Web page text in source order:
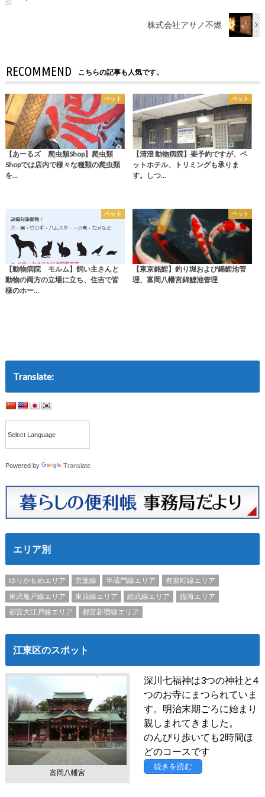
株式会社アサノ不燃
RECOMMEND こちらの記事も人気です。
ペット
【あーるズ 爬虫類Shop】爬虫類
Shopでは店内で様々な種類の爬虫類
を…
ペット
【清澄 動物病院】要予約ですが、ペ
ットホテル、トリミングも承りま
す。しつ…
ペット
【動物病院 モルム】飼い主さんと
動物の両方の立場に立ち、住吉で皆
様のホー…
ペット
【東京銘鯉】釣り堀および錦鯉池管
理、富岡八幡宮錦鯉池管理
Translate:
Powered by Translate
エリア別
ゆりかもめエリア 京葉線 半蔵門線エリア
有楽町線エリア
東武亀戸線エリア
東西線エリア 総武線エリア
臨海エリア
都営大江戸線エリア
都営新宿線エリア
江東区のスポット
富岡八幡宮
深川七福神は3つの神社と4
つのお寺にまつられていま
す。明治末期ごろに始まり
親しまれてきました。
のんびり歩いても2時間ほ
どのコースです
続きを読む